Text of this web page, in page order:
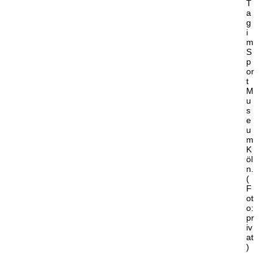
T
a
g
i
m
S
p
or
t
M
u
s
e
u
m
K
öl
n.
(
F
ot
o:
pr
iv
at
)